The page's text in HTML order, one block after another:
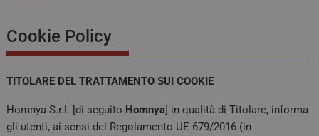
Cookie Policy
TITOLARE DEL TRATTAMENTO SUI COOKIE
Homnya S.r.l. [di seguito Homnya] in qualità di Titolare, informa
gli utenti, ai sensi del Regolamento UE 679/2016 (in